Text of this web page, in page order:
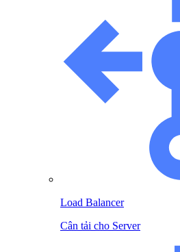
Load Balancer
Cân tải cho Server